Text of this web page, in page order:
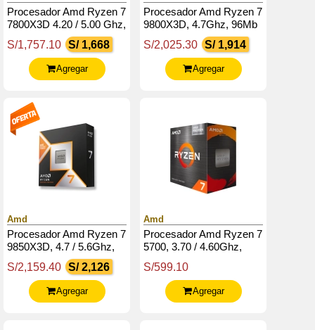
Procesador Amd Ryzen 7
7800X3D 4.20 / 5.00 Ghz,
96Mb L3 Cache, 8-Cores,
5Nm, Tdp: 120W
S/1,757.10 S/ 1,668
Agregar
Procesador Amd Ryzen 7
9800X3D, 4.7Ghz, 96Mb
L3, 8 Core, Am5, 4Nm,
120W.
S/2,025.30 S/ 1,914
Agregar
Amd
Procesador Amd Ryzen 7
9850X3D, 4.7 / 5.6Ghz,
96Mb Cache L3, 8-Cores,
Am5, 4Nm, Tdp: 120W.
S/2,159.40 S/ 2,126
Agregar
Amd
Procesador Amd Ryzen 7
5700, 3.70 / 4.60Ghz,
7Nm, 65W.
S/599.10
Agregar